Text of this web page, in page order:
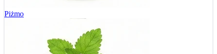
Piżmo